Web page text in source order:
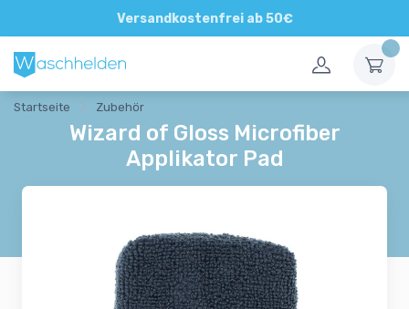
Versandkostenfrei ab 50€
Direkte und persönliche Beratung
Startseite Zubehör
Wizard of Gloss Microfiber
Applikator Pad